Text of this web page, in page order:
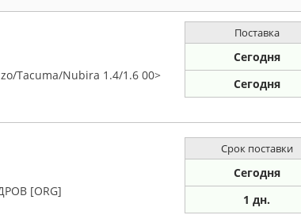
Tacuma/Nubira 1.4/1.6 00>
Поставка
Сегодня
Сегодня
[ORG]
Срок поставки
Сегодня
1 дн.